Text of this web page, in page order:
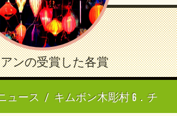
ンの受賞した各賞
ュース / キムボン木彫村 6．チ